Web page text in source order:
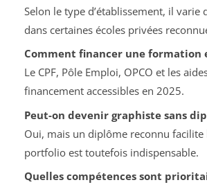
Selon le type d’établissement, il
dans certaines écoles privées
Comment financer une formation
Le CPF, Pôle Emploi, OPCO et les
financement accessibles en 2025.
Peut-on devenir graphiste sans
Oui, mais un diplôme reconnu
portfolio est toutefois indispensable.
Quelles compétences sont